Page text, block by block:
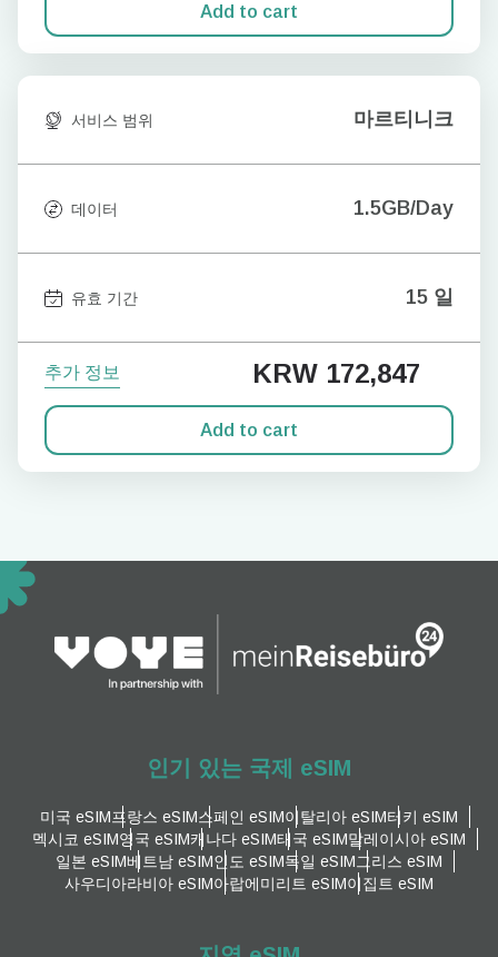
Add to cart
서비스 범위 마르티니크
데이터 1.5GB/Day
유효 기간 15 일
추가 정보 KRW 172,847
Add to cart
인기 있는 국제 eSIM
미국 eSIM프랑스 eSIM스페인 eSIM이탈리아 eSIM터키 eSIM
멕시코 eSIM영국 eSIM캐나다 eSIM태국 eSIM말레이시아 eSIM
일본 eSIM베트남 eSIM인도 eSIM독일 eSIM그리스 eSIM
사우디아라비아 eSIM아랍에미리트 eSIM이집트 eSIM